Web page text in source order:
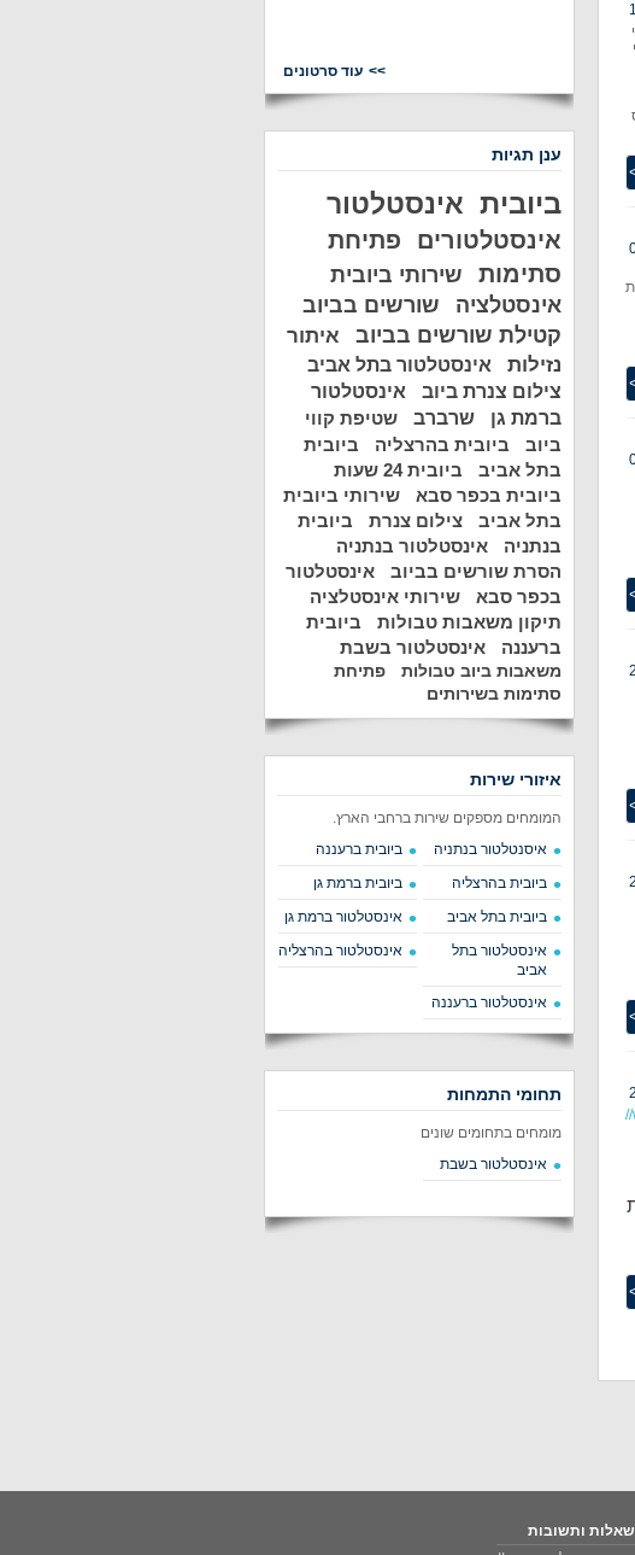
עוד סרטונים
ענן תגיות
ביובית אינסטלטור
אינסטלטורים
פתיחת
סתימות
שירותי ביובית
אינסטלציה
שורשים בביוב
קטילת שורשים בביוב
איתור
נזילות
אינסטלטור בתל אביב
צילום צנרת ביוב
אינסטלטור
ברמת גן
שרברב
שטיפת קווי
ביוב
ביובית בהרצליה
ביובית
בתל אביב
ביובית 24 שעות
ביובית בכפר סבא
שירותי ביובית
בתל אביב
צילום צנרת
ביובית
בנתניה
אינסטלטור בנתניה
הסרת שורשים בביוב
אינסטלטור
בכפר סבא
שירותי אינסטלציה
תיקון משאבות טבולות
ביובית
ברעננה
אינסטלטור בשבת
משאבות ביוב טבולות
פתיחת
סתימות בשירותים
איזורי שירות
המומחים מספקים שירות ברחבי הארץ.
איסנטלטור בנתניה
ביובית ברעננה
ביובית בהרצליה
ביובית ברמת גן
ביובית בתל אביב
אינסטלטור ברמת גן
אינסטלטור בתל
אביב
אינסטלטור בהרצליה
אינסטלטור ברעננה
תחומי התמחות
מומחים בתחומים שונים
אינסטלטור בשבת
שאלות ותשובות